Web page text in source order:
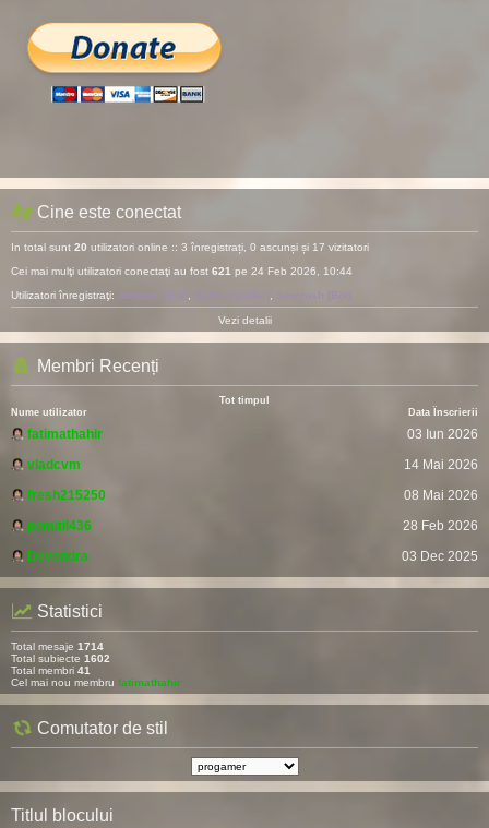
Cine este conectat
In total sunt 20 utilizatori online :: 3 înregistrați, 0 ascunși și 17 vizitatori
Cei mai mulţi utilizatori conectaţi au fost 621 pe 24 Feb 2026, 10:44
Utilizatori înregistraţi: Amazon [Bot] Baidu [Spider]
Vezi detalii
Membri Recenți
Tot timpul
Nume utilizator
Data Înscrierii
fatimathahir
03 Iun 2026
vladcvm
14 Mai 2026
fresh215250
08 Mai 2026
pomitil436
28 Feb 2026
Devendra
03 Dec 2025
Statistici
Total mesaje 1714
Total subiecte 1602
Total membri 41
Cel mai nou membru fatimathahir
Comutator de stil
Titlul blocului